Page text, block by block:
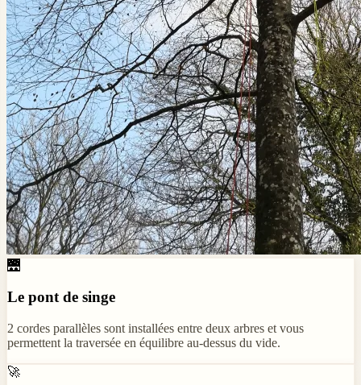
🌉
Le pont de singe
2 cordes parallèles sont installées entre deux arbres et vous
permettent la traversée en équilibre au-dessus du vide.
🚀